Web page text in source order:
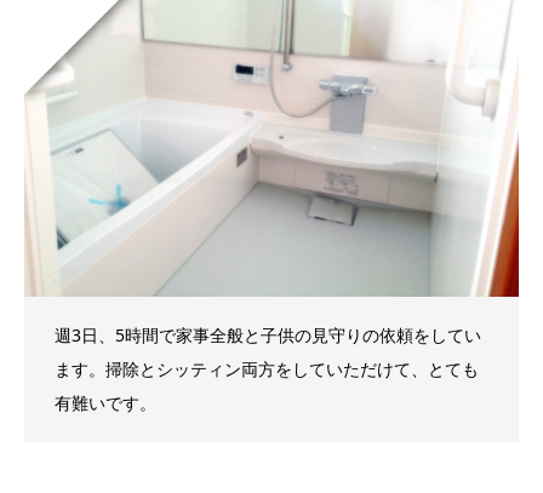
週3日、5時間で家事全般と子供の見守りの依頼をしてい
ます。掃除とシッティン両方をしていただけて、とても
有難いです。